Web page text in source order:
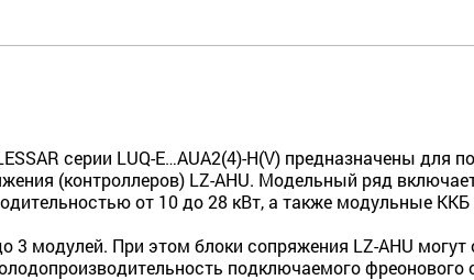
серии LUQ-E…АUA2(4)-H(V) предназначены для
(контроллеров) LZ-AHU. Модельный ряд
от 10 до 28 кВт, а также модульные
модулей. При этом блоки сопряжения LZ-AHU могут
подключаемого фреонового